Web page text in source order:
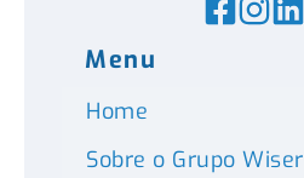
Menu
Home
Sobre o Grupo Wiser